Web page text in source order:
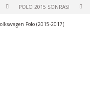
POLO 2015 SONRASI